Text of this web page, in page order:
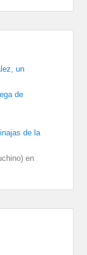
un
de
de la
en